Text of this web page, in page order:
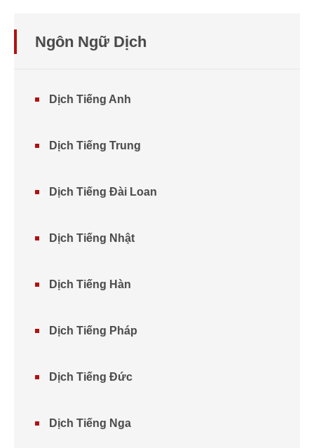
Ngôn Ngữ Dịch
Dịch Tiếng Anh
Dịch Tiếng Trung
Dịch Tiếng Đài Loan
Dịch Tiếng Nhật
Dịch Tiếng Hàn
Dịch Tiếng Pháp
Dịch Tiếng Đức
Dịch Tiếng Nga